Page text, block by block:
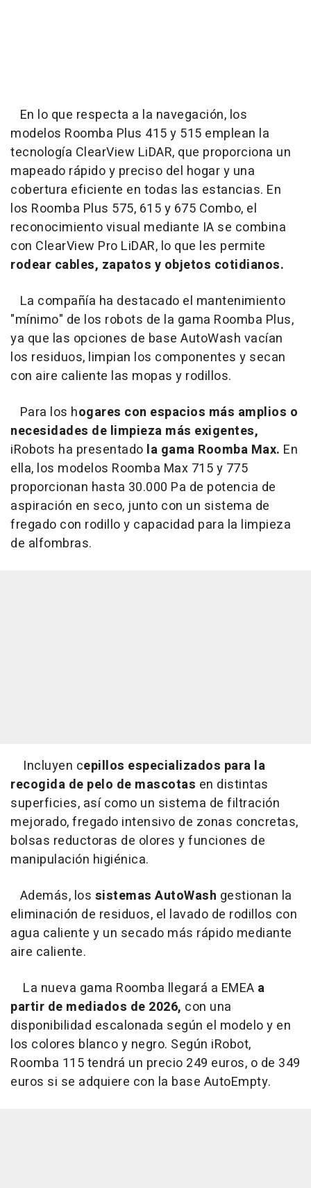
En lo que respecta a la navegación, los
modelos Roomba Plus 415 y 515 emplean la
tecnología ClearView LiDAR, que proporciona un
mapeado rápido y preciso del hogar y una
cobertura eficiente en todas las estancias. En
los Roomba Plus 575, 615 y 675 Combo, el
reconocimiento visual mediante IA se combina
con ClearView Pro LiDAR, lo que les permite
rodear cables, zapatos y objetos cotidianos.
La compañía ha destacado el mantenimiento
"mínimo" de los robots de la gama Roomba Plus,
ya que las opciones de base AutoWash vacían
los residuos, limpian los componentes y secan
con aire caliente las mopas y rodillos.
Para los hogares con espacios más amplios o
necesidades de limpieza más exigentes,
iRobots ha presentado la gama Roomba Max. En
ella, los modelos Roomba Max 715 y 775
proporcionan hasta 30.000 Pa de potencia de
aspiración en seco, junto con un sistema de
fregado con rodillo y capacidad para la limpieza
de alfombras.
Incluyen cepillos especializados para la
recogida de pelo de mascotas en distintas
superficies, así como un sistema de filtración
mejorado, fregado intensivo de zonas concretas,
bolsas reductoras de olores y funciones de
manipulación higiénica.
Además, los sistemas AutoWash gestionan la
eliminación de residuos, el lavado de rodillos con
agua caliente y un secado más rápido mediante
aire caliente.
La nueva gama Roomba llegará a EMEA a
partir de mediados de 2026, con una
disponibilidad escalonada según el modelo y en
los colores blanco y negro. Según iRobot,
Roomba 115 tendrá un precio 249 euros, o de 349
euros si se adquiere con la base AutoEmpty.